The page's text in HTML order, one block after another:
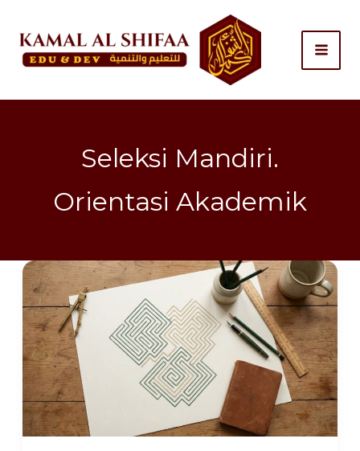
content
Seleksi Mandiri.
Orientasi Akademik
Tiga
Jalur
Masuk
PTN
2026:
Antara
Sistem,
Strategi,